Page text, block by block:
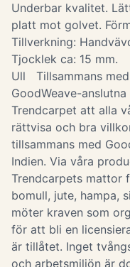
Underbar kvalitet.
platt mot golvet.
Tillverkning:
Tjocklek ca: 15
Ull Tillsammans
GoodWeave-
Trendcarpet att alla
rättvisa och bra
tillsammans med
Indien. Via våra
Trendcarpets mattor
bomull, jute, hampa,
möter kraven som
för att bli en
är tillåtet. Inget
och arbetsmiljön är